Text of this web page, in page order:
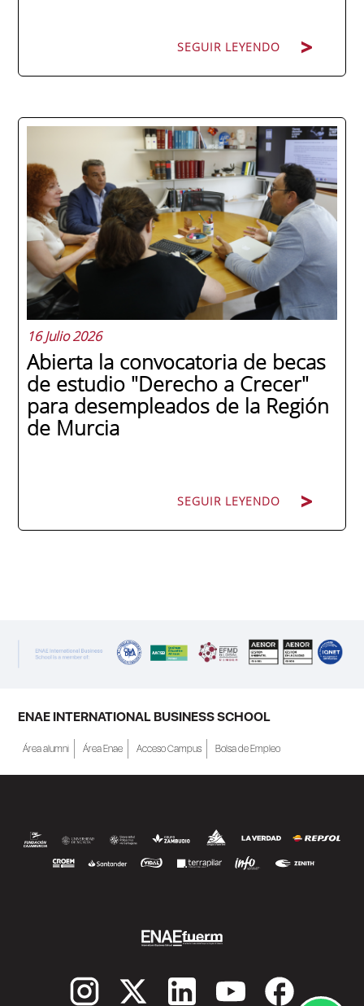
SEGUIR LEYENDO
La promoción 2025/2026 de ENAE Business
School se convirtió en una de las más
internacionales de la historia de la escuela
en una ceremonia celebrada en Murcia
con 44 grados y más de 600 asistentes.
Ricardo Navarro, vicepresidente senior de
Generac Power Systems en Estados Unidos
y antiguo alumno...
16 Julio 2026
Abierta la convocatoria de becas
de estudio "Derecho a Crecer"
para desempleados de la Región
de Murcia
SEGUIR LEYENDO
a Crecer". El programa está dirigido a
personas inscritas como demandantes de
becas de estudio parciales (50%), además
de al menos una beca...
ENAE INTERNATIONAL BUSINESS SCHOOL
Área alumni Área Enae Acceso Campus Bolsa de Empleo